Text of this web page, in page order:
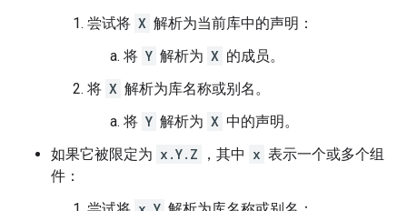
尝试将 X 解析为当前库中的声明：
将 Y 解析为 X 的成员。
将 X 解析为库名称或别名。
将 Y 解析为 X 中的声明。
如果它被限定为 x.Y.Z ，其中 x 表示一个或多个组
件：